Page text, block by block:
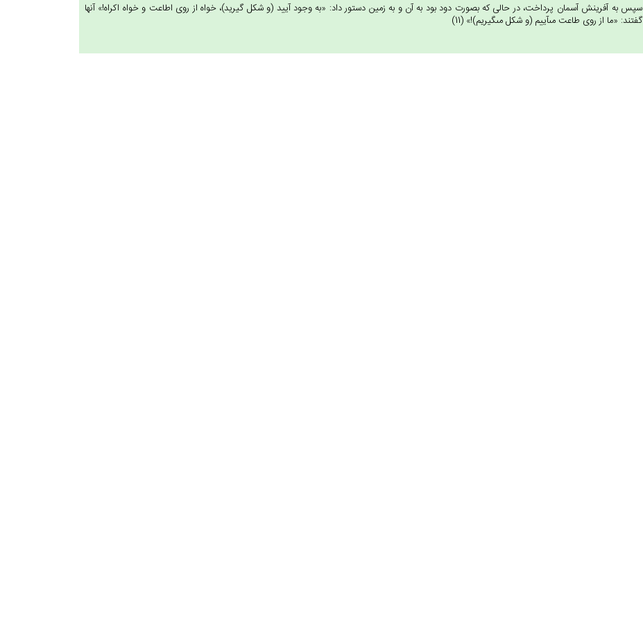
سپس به آفرينش آسمان پرداخت، در حالى كه بصورت دود بود به آن و به زمين دستور داد: «به وجود آييد (و شكل گيريد)، خواه از روى اطاعت و خواه اكراه!» آنها
گفتند: «ما از روى طاعت مى‏آييم (و شكل مى‏گيريم)!» (11)